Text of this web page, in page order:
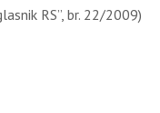
RS”, br. 22/2009)